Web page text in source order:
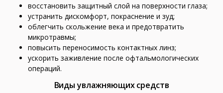
восстановить защитный слой на поверхности глаза;
устранить дискомфорт, покраснение и зуд;
облегчить скольжение века и предотвратить
микротравмы;
повысить переносимость контактных линз;
ускорить заживление после офтальмологических
операций.
Виды увлажняющих средств